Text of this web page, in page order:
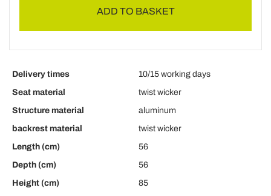
ADD TO BASKET
Delivery times
10/15 working days
Seat material
twist wicker
Structure material
aluminum
backrest material
twist wicker
Length (cm)
56
Depth (cm)
56
Height (cm)
85